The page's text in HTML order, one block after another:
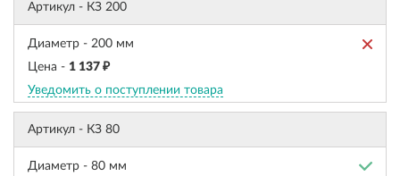
Артикул - КЗ 200
Диаметр - 200 мм
Цена - 1 137 ₽
Уведомить о поступлении товара
Артикул - КЗ 80
Диаметр - 80 мм